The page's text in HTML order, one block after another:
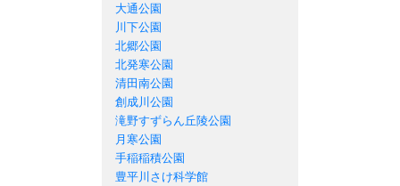
大通公園
川下公園
北郷公園
北発寒公園
清田南公園
創成川公園
滝野すずらん丘陵公園
月寒公園
手稲稲積公園
豊平川さけ科学館